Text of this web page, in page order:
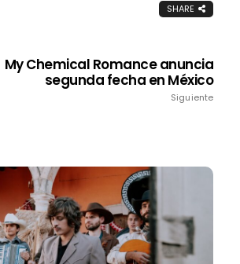
SHARE
My Chemical Romance anuncia
segunda fecha en México
Siguiente